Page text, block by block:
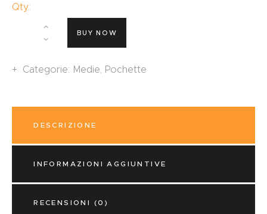
Qty.:
BUY NOW
Categorie: Medie Pochette
DESCRIZIONE
INFORMAZIONI AGGIUNTIVE
RECENSIONI (0)